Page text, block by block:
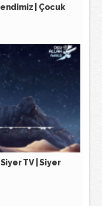
| Çocuk
TV | Siyer